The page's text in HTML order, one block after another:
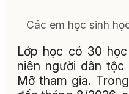
Các em học sinh
Lớp học có 30
niên người dân
Mỡ tham gia.